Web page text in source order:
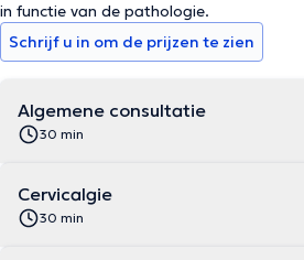
in functie van de pathologie.
Schrijf u in om de prijzen te zien
Algemene consultatie
30 min
Cervicalgie
30 min